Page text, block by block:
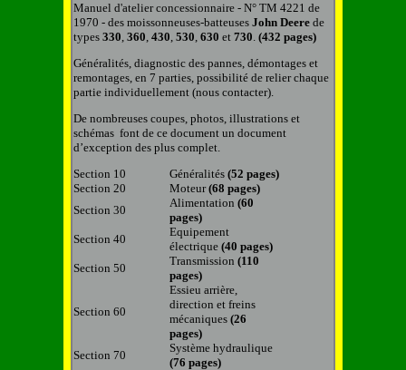
Manuel d'atelier concessionnaire - N° TM 4221 de
1970 - des moissonneuses-batteuses John Deere de
types 330, 360, 430, 530, 630 et 730. (432 pages)
Généralités, diagnostic des pannes, démontages et
remontages, en 7 parties, possibilité de relier chaque
partie individuellement (nous contacter).
De nombreuses coupes, photos, illustrations et
schémas font de ce document un document
d’exception des plus complet.
Section 10
Généralités (52 pages)
Section 20
Moteur(68 pages)
Section 30
Alimentation (60
pages)
Section 40
Equipement
électrique (40 pages)
Section 50
Transmission (110
pages)
Section 60
Essieu arrière,
direction et freins
mécaniques (26
pages)
Section 70
Système hydraulique
(76 pages)